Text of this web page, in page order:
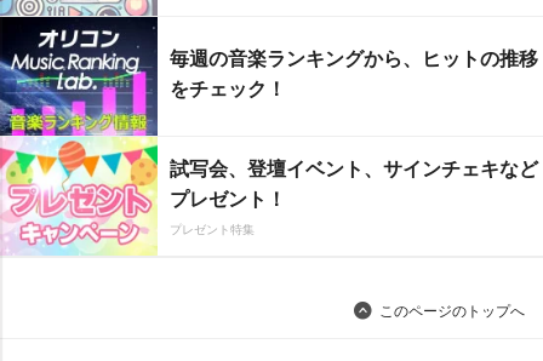
毎週の音楽ランキングから、ヒットの推移
をチェック！
試写会、登壇イベント、サインチェキなど
プレゼント！
プレゼント特集
このページのトップへ